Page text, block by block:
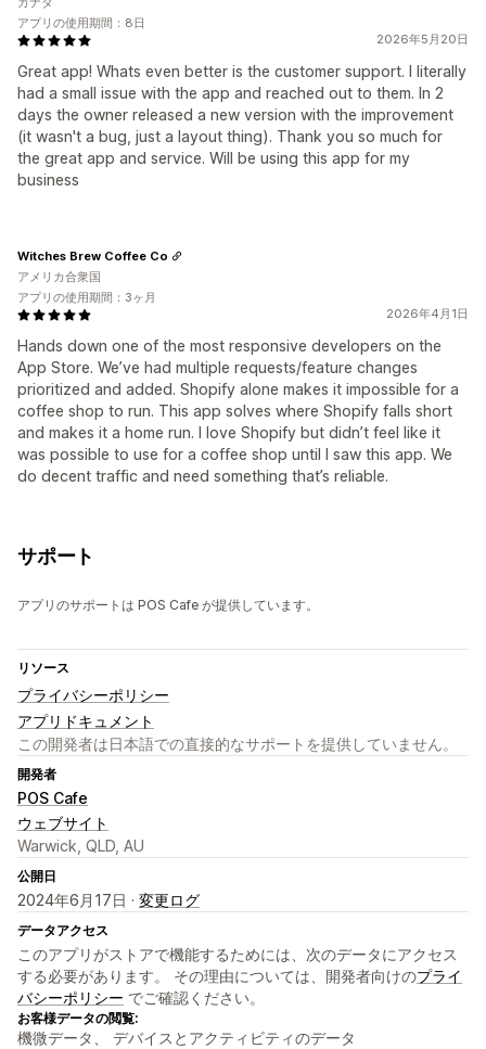
2026年5月20日
Great app! Whats even better is the customer support. I literally
had a small issue with the app and reached out to them. In 2
days the owner released a new version with the improvement
(it wasn't a bug, just a layout thing). Thank you so much for
the great app and service. Will be using this app for my
business
アプリの使用期間：8日
2026年4月1日
Hands down one of the most responsive developers on the
App Store. We’ve had multiple requests/feature changes
prioritized and added. Shopify alone makes it impossible for a
coffee shop to run. This app solves where Shopify falls short
and makes it a home run. I love Shopify but didn’t feel like it
was possible to use for a coffee shop until I saw this app. We
do decent traffic and need something that’s reliable.
Witches Brew Coffee Co
アメリカ合衆国
アプリの使用期間：3ヶ月
サポート
アプリのサポートは POS Cafe が提供しています。
リソース
プライバシーポリシー
アプリドキュメント
この開発者は日本語での直接的なサポートを提供していません。
開発者
POS Cafe
ウェブサイト
Warwick, QLD, AU
公開日
2024年6月17日 · 変更ログ
データアクセス
このアプリがストアで機能するためには、次のデータにアクセス
する必要があります。 その理由については、開発者向けのプライ
バシーポリシー でご確認ください。
お客様データの閲覧:
機微データ、 デバイスとアクティビティのデータ